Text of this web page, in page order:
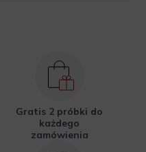
Gratis 2 próbki do
każdego
zamówienia